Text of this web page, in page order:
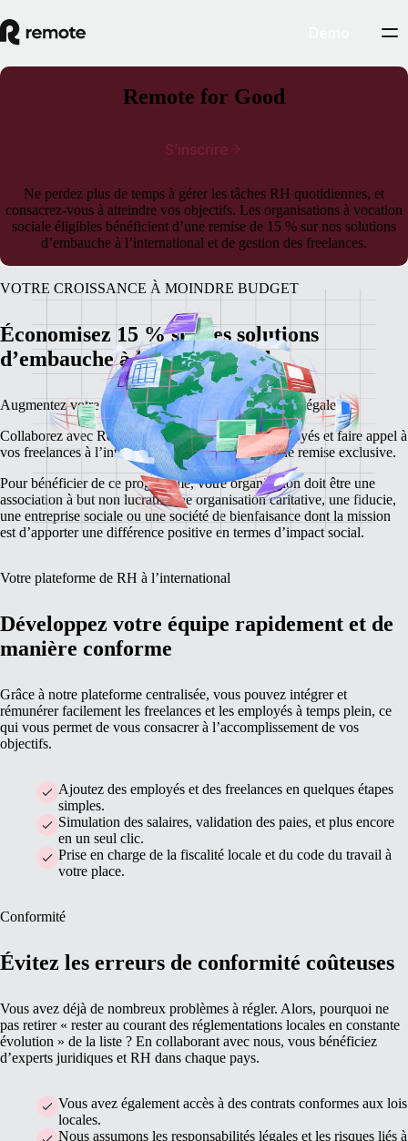
Remote for Good
Ne perdez plus de temps à gérer les tâches RH quotidiennes, et
consacrez-vous à atteindre vos objectifs. Les organisations à vocation
sociale éligibles bénéficient d’une remise de 15 % sur nos solutions
d’embauche à l’international et de gestion des freelances.
S’inscrire
VOTRE CROISSANCE À MOINDRE BUDGET
Économisez 15 % sur les solutions
d’embauche à l’international
Augmentez votre impact, mais pas vos tâches RH et légales.
Collaborez avec Remote pour embaucher vos employés et faire appel à
vos freelances à l’international en bénéficiant d’une remise exclusive.
Pour bénéficier de ce programme, votre organisation doit être une
association à but non lucratif, une organisation caritative, une fiducie,
une entreprise sociale ou une société de bienfaisance dont la mission
est d’apporter une différence positive en termes d’impact social.
Votre plateforme de RH à l’international
Développez votre équipe rapidement et de
manière conforme
Grâce à notre plateforme centralisée, vous pouvez intégrer et
rémunérer facilement les freelances et les employés à temps plein, ce
qui vous permet de vous consacrer à l’accomplissement de vos
objectifs.
Ajoutez des employés et des freelances en quelques étapes
simples.
Simulation des salaires, validation des paies, et plus encore
en un seul clic.
Prise en charge de la fiscalité locale et du code du travail à
votre place.
Conformité
Évitez les erreurs de conformité coûteuses
Vous avez déjà de nombreux problèmes à régler. Alors, pourquoi ne
pas retirer « rester au courant des réglementations locales en constante
évolution » de la liste ? En collaborant avec nous, vous bénéficiez
d’experts juridiques et RH dans chaque pays.
Vous avez également accès à des contrats conformes aux lois
locales.
Nous assumons les responsabilités légales et les risques liés à